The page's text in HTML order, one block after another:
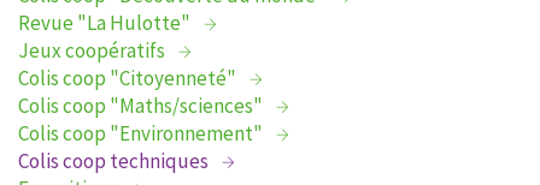
Revue "La Hulotte"
Jeux coopératifs
Colis coop "Citoyenneté"
Colis coop "Maths/sciences"
Colis coop "Environnement"
Colis coop techniques